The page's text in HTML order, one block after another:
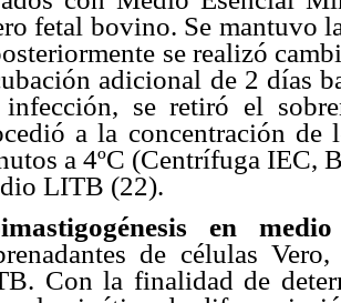
fetal bovino. Se mantuvo
se realizó
adicional de 2 días
infección, se retiró el
a la concentración
a 4ºC (Centrífuga IEC,
LITB (22).
en
de células
Con la finalidad de